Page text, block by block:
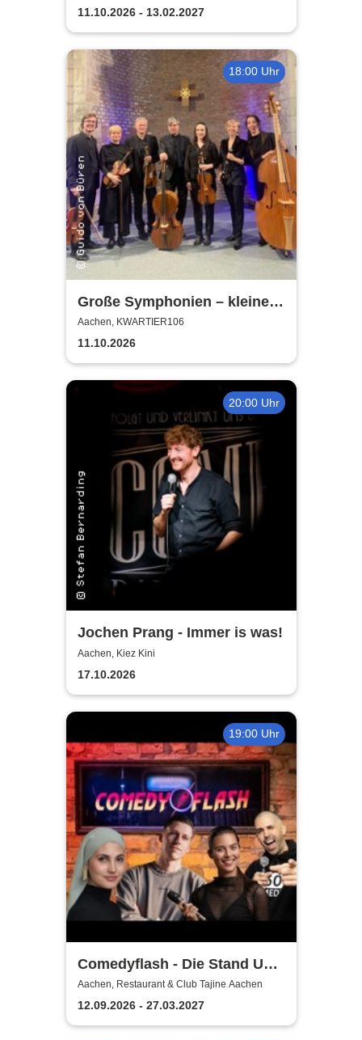
11.10.2026 - 13.02.2027
18:00 Uhr
Große Symphonien – kleine
Besetzung - Altera Pars
Aachen, KWARTIER106
11.10.2026
20:00 Uhr
Jochen Prang - Immer is was!
Aachen, Kiez Kini
17.10.2026
19:00 Uhr
Comedyflash - Die Stand Up
Comedy Show in Aachen
Aachen, Restaurant & Club Tajine Aachen
12.09.2026 - 27.03.2027